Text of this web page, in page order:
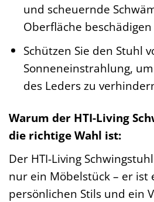
und scheuernde
Oberfläche
Schützen Sie den Stuhl
Sonneneinstrahlung,
des Leders zu
Warum der HTI-Living
die richtige Wahl ist:
Der HTI-Living
nur ein Möbelstück – er ist
persönlichen Stils und ein